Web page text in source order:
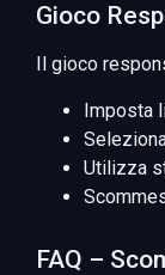
Gioco
Il gioco
Imposta
Utilizza
FAQ –